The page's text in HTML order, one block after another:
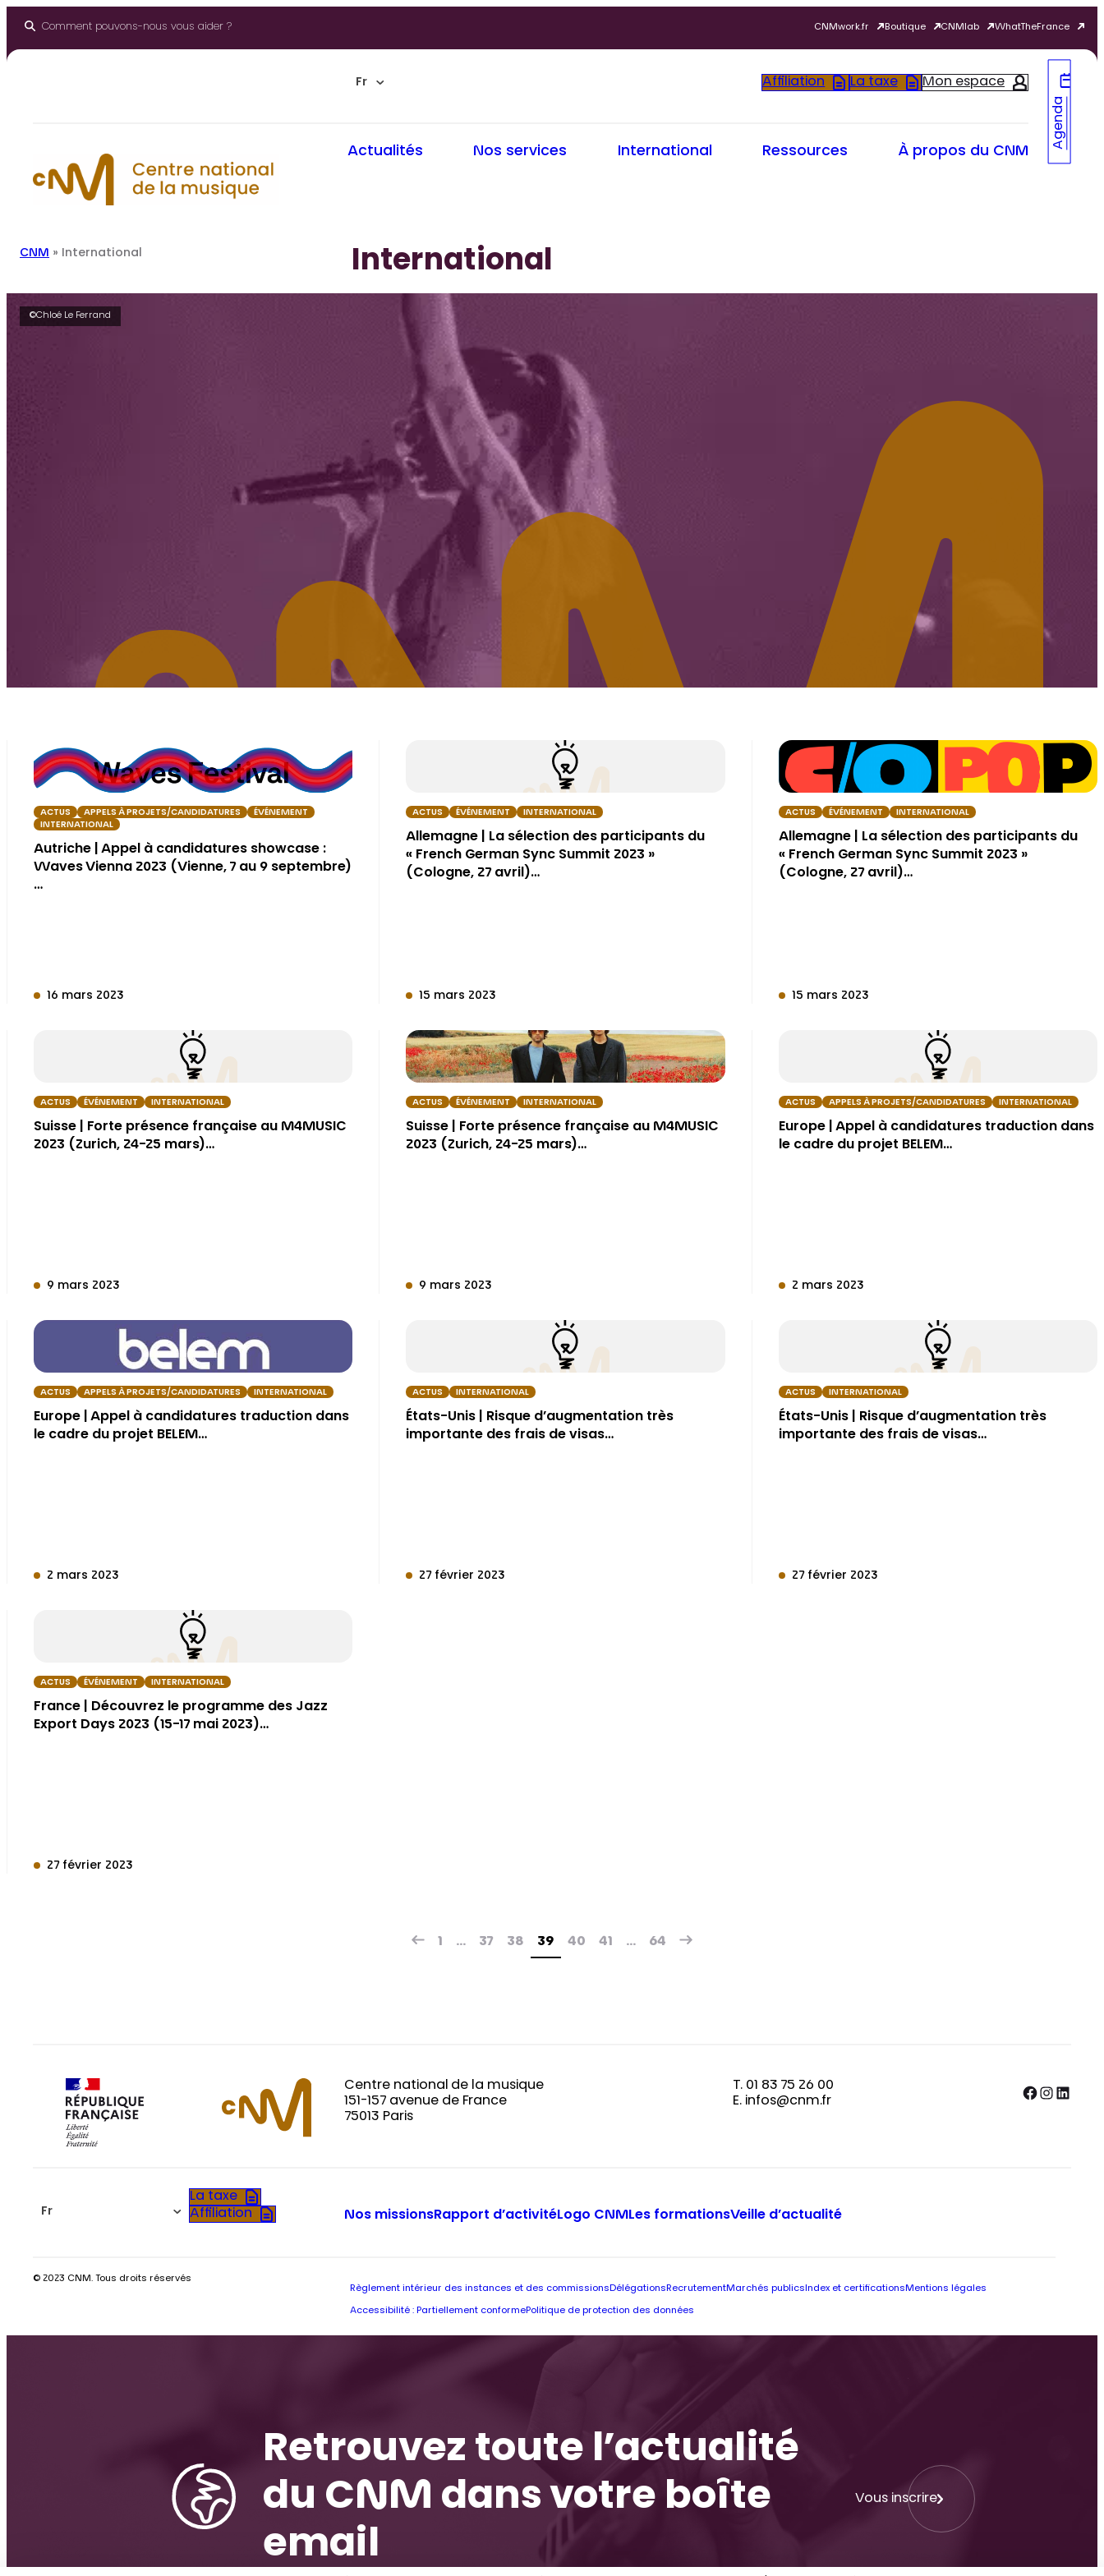
Panneau de gestion des cookies
Comment pouvons-nous vous aider ? CNMwork.fr Boutique CNMlab WhatTheFrance
Fr Affiliation La taxe Mon espace
Actualités Nos services International Ressources À propos du CNM
Agenda
CNM » International International
©Chloé Le Ferrand
ACTUS APPELS À PROJETS/CANDIDATURES
ÉVÉNEMENT
INTERNATIONAL
Autriche | Appel à candidatures showcase :
Waves Vienna 2023 (Vienne, 7 au 9 septembre)
…
16 mars 2023
ACTUS ÉVÉNEMENT INTERNATIONAL
Allemagne | La sélection des participants du
« French German Sync Summit 2023 »
(Cologne, 27 avril)…
15 mars 2023
ACTUS ÉVÉNEMENT INTERNATIONAL
Allemagne | La sélection des participants du
« French German Sync Summit 2023 »
(Cologne, 27 avril)…
15 mars 2023
ACTUS ÉVÉNEMENT INTERNATIONAL
Suisse | Forte présence française au M4MUSIC
2023 (Zurich, 24-25 mars)…
9 mars 2023
ACTUS ÉVÉNEMENT INTERNATIONAL
Suisse | Forte présence française au M4MUSIC
2023 (Zurich, 24-25 mars)…
9 mars 2023
ACTUS APPELS À PROJETS/CANDIDATURES INTERNATIONAL
Europe | Appel à candidatures traduction dans
le cadre du projet BELEM…
2 mars 2023
ACTUS APPELS À PROJETS/CANDIDATURES INTERNATIONAL
Europe | Appel à candidatures traduction dans
le cadre du projet BELEM…
2 mars 2023
ACTUS INTERNATIONAL
États-Unis | Risque d’augmentation très
importante des frais de visas…
27 février 2023
ACTUS INTERNATIONAL
États-Unis | Risque d’augmentation très
importante des frais de visas…
27 février 2023
ACTUS ÉVÉNEMENT INTERNATIONAL
France | Découvrez le programme des Jazz
Export Days 2023 (15-17 mai 2023)…
27 février 2023
1 … 37 38 39 40 41 … 64
Centre national de la musique
151-157 avenue de France
75013 Paris
T. 01 83 75 26 00
E. infos@cnm.fr
Facebook InstagramLinkedIn
Fr
La taxe
Affiliation
Nos missionsRapport d’activitéLogo CNMLes formationsVeille d’actualité
© 2023 CNM. Tous droits réservés
Règlement intérieur des instances et des commissions Délégations RecrutementMarchés publics Index et certifications Mentions légales
Accessibilité : Partiellement conformePolitique de protection des données
Retrouvez toute l’actualité
du CNM dans votre boîte
email
Vous inscrire